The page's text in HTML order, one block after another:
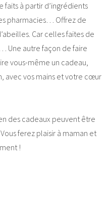
à partir d’ingrédients
pharmacies… Offrez de
Car celles faites de
Une autre façon de faire
vous-même un cadeau,
avec vos mains et votre cœur
des cadeaux peuvent être
ferez plaisir à maman et
!